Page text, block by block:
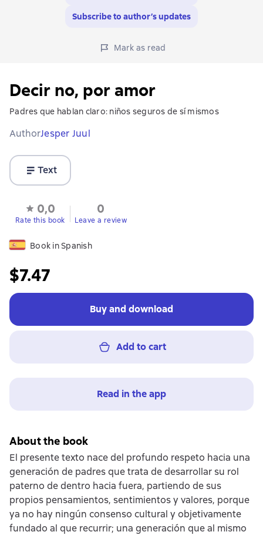
Subscribe to author’s updates
Mark as read
Decir no, por amor
Padres que hablan claro: niños seguros de sí mismos
AuthorJesper Juul
Text
0,0
Rate this book
0
Leave a review
Book in Spanish
$7.47
Buy and download
Add to cart
Read in the app
About the book
El presente texto nace del profundo respeto hacia una
generación de padres que trata de desarrollar su rol
paterno de dentro hacia fuera, partiendo de sus
propios pensamientos, sentimientos y valores, porque
ya no hay ningún consenso cultural y objetivamente
fundado al que recurrir; una generación que al mismo